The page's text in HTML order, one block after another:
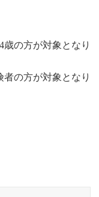
の方が対象となり
の方が対象となり